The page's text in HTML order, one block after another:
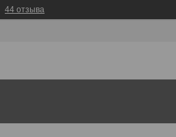
44 отзыва